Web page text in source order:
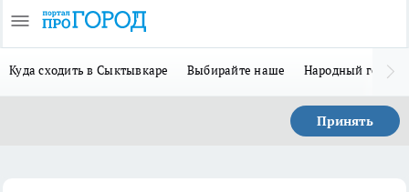
Куда сходить в Сыктывкаре Выбирайте наше Народный герой
Принять